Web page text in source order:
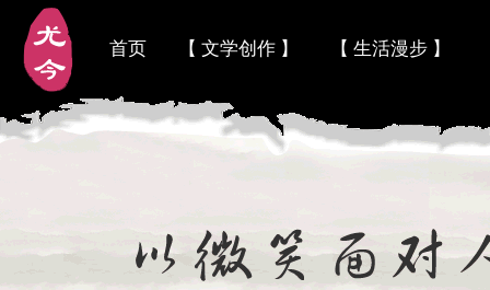
首页 【 文学创作 】 【 生活漫步 】